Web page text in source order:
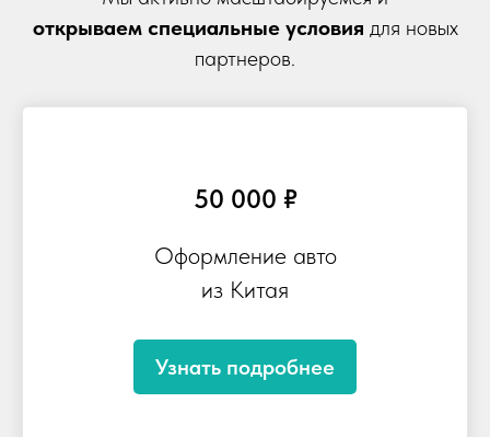
открываем специальные условия для новых
партнеров.
50 000 ₽
Оформление авто
из Китая
Узнать подробнее